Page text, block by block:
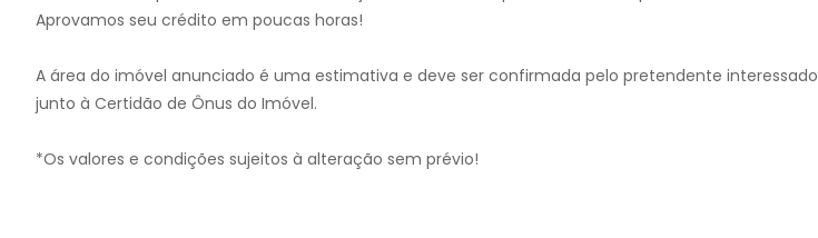
Aprovamos seu crédito em poucas horas!
A área do imóvel anunciado é uma estimativa e deve ser confirmada pelo pretendente interessado
junto à Certidão de Ônus do Imóvel.
*Os valores e condições sujeitos à alteração sem prévio!